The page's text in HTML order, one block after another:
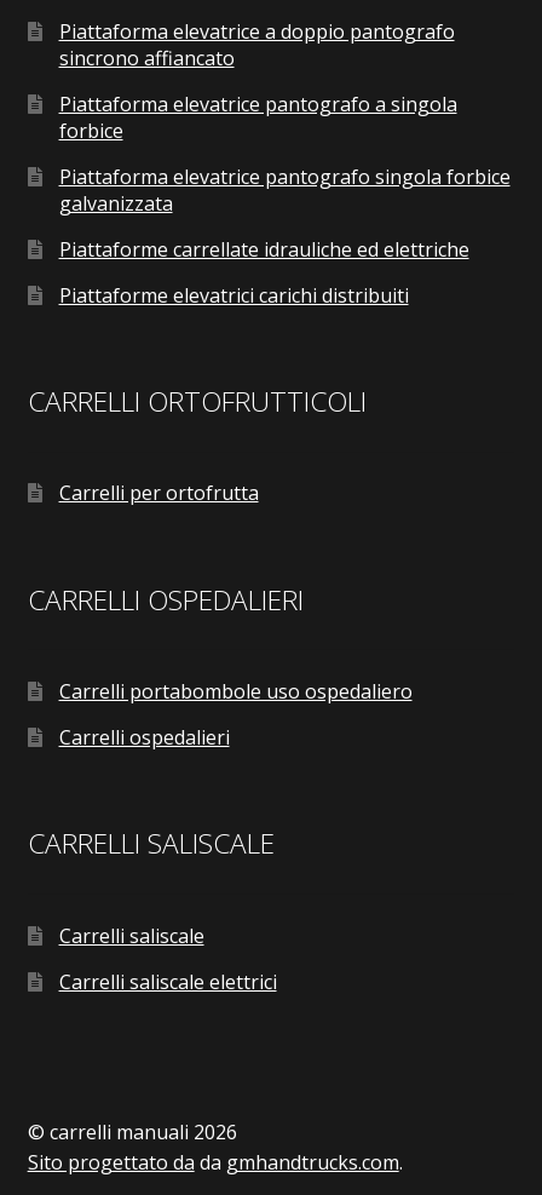
Piattaforma elevatrice a doppio pantografo
sincrono affiancato
Piattaforma elevatrice pantografo a singola
forbice
Piattaforma elevatrice pantografo singola forbice
galvanizzata
Piattaforme carrellate idrauliche ed elettriche
Piattaforme elevatrici carichi distribuiti
CARRELLI ORTOFRUTTICOLI
Carrelli per ortofrutta
CARRELLI OSPEDALIERI
Carrelli portabombole uso ospedaliero
Carrelli ospedalieri
CARRELLI SALISCALE
Carrelli saliscale
Carrelli saliscale elettrici
© carrelli manuali 2026
Sito progettato da da gmhandtrucks.com.